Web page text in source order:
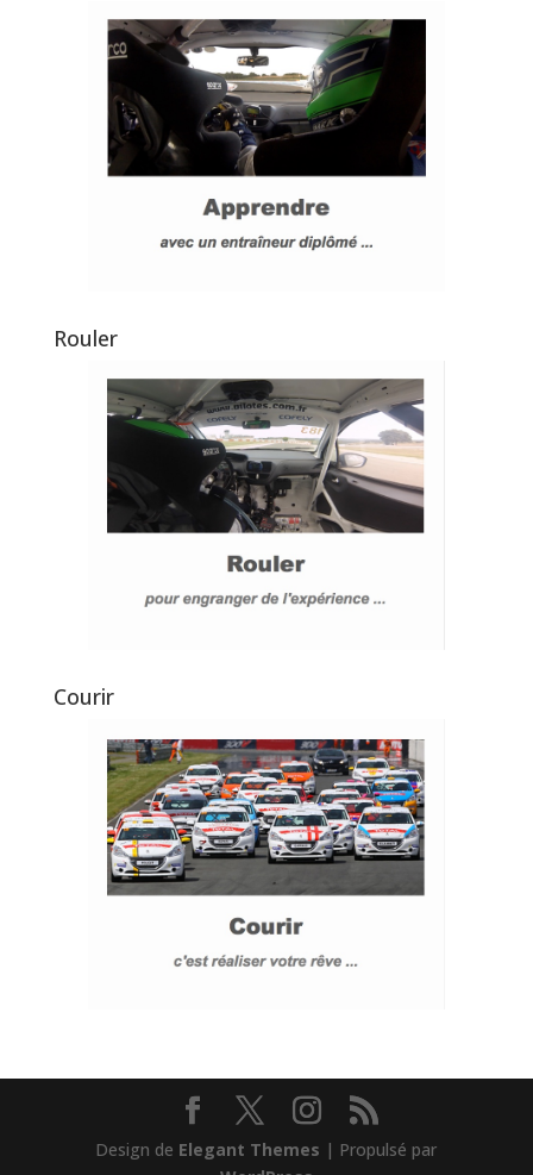
Rouler
Courir
Design de Elegant Themes | Propulsé par